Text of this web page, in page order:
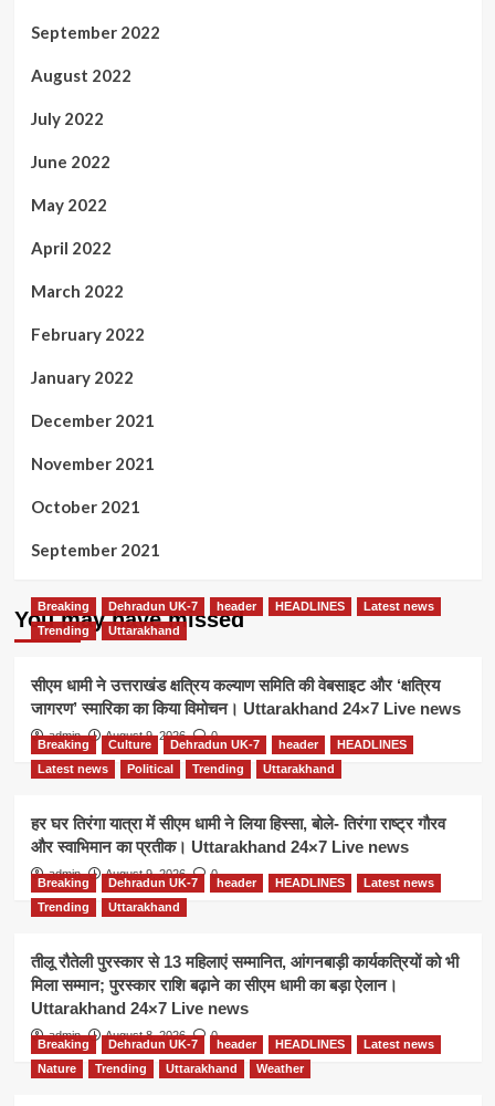
September 2022
August 2022
July 2022
June 2022
May 2022
April 2022
March 2022
February 2022
January 2022
December 2021
November 2021
October 2021
September 2021
You may have missed
Breaking Dehradun UK-7 header HEADLINES
Latest news
Trending
Uttarakhand
सीएम धामी ने उत्तराखंड क्षत्रिय कल्याण समिति की वेबसाइट और ‘क्षत्रिय
जागरण’ स्मारिका का किया विमोचन। Uttarakhand 24×7 Live news
admin August 9, 2026 0
Breaking Culture Dehradun UK-7 header
HEADLINES
Latest news
Political Trending Uttarakhand
हर घर तिरंगा यात्रा में सीएम धामी ने लिया हिस्सा, बोले- तिरंगा राष्ट्र गौरव
और स्वाभिमान का प्रतीक। Uttarakhand 24×7 Live news
admin August 9, 2026 0
Breaking Dehradun UK-7 header HEADLINES
Latest news
Trending
Uttarakhand
तीलू रौतेली पुरस्कार से 13 महिलाएं सम्मानित, आंगनबाड़ी कार्यकत्रियों को भी
मिला सम्मान; पुरस्कार राशि बढ़ाने का सीएम धामी का बड़ा ऐलान।
Uttarakhand 24×7 Live news
admin August 8, 2026 0
Breaking Dehradun UK-7 header HEADLINES
Latest news
Nature
Trending Uttarakhand Weather